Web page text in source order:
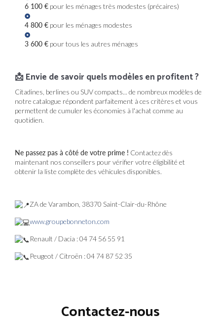
6 100 € pour les ménages très modestes (précaires)
4 800 € pour les ménages modestes
3 600 € pour tous les autres ménages
📩 Envie de savoir quels modèles en profitent ?
Citadines, berlines ou SUV compacts... de nombreux modèles de
notre catalogue répondent parfaitement à ces critères et vous
permettent de cumuler les économies à l'achat comme au
quotidien.
Ne passez pas à côté de votre prime ! Contactez dès
maintenant nos conseillers pour vérifier votre éligibilité et
obtenir la liste complète des véhicules disponibles.
ZA de Varambon, 38370 Saint-Clair-du-Rhône
www.groupebonneton.com
Renault / Dacia : 04 74 56 55 91
Peugeot / Citroën : 04 74 87 52 35
Contactez-nous